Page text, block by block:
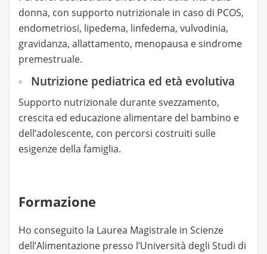
donna, con supporto nutrizionale in caso di PCOS,
endometriosi, lipedema, linfedema, vulvodinia,
gravidanza, allattamento, menopausa e sindrome
premestruale.
Nutrizione pediatrica ed età evolutiva
Supporto nutrizionale durante svezzamento,
crescita ed educazione alimentare del bambino e
dell’adolescente, con percorsi costruiti sulle
esigenze della famiglia.
Formazione
Ho conseguito la Laurea Magistrale in Scienze
dell’Alimentazione presso l’Università degli Studi di